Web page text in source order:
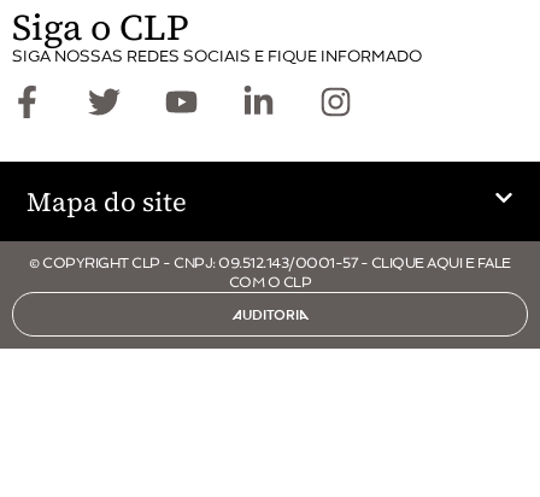
Siga o CLP
SIGA NOSSAS REDES SOCIAIS E FIQUE INFORMADO
Mapa do site
© COPYRIGHT CLP - CNPJ: 09.512.143/0001-57 - CLIQUE AQUI E FALE
COM O CLP
AUDITORIA